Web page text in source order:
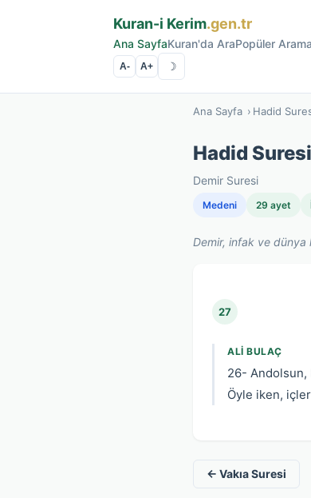
Kuran-i Kerim.gen.tr
Ana SayfaKuran'da AraPopüler
A- A+ ☽
Ana Sayfa › Hadid
Hadid
Demir Suresi
Medeni 29 ayet
Demir, infak ve dünya
27
ALI BULAÇ
26- Andolsun,
Öyle iken,
← Vakıa Suresi